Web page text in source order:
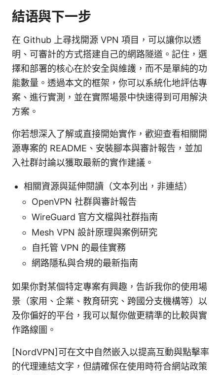
結语與下一步
在 Github 上尋找開源 VPN 項目，可以讓你以透
明、可審計的方式搭建自己的網路隧道。記住，選
擇和部署的核心在於安全與維護，而不是單純的功
能數量。透過本文的框架，你可以系統化地評估專
案、進行實測，並在實際場景中快速得到可用解決
方案。
你若想深入了解或直接開始實作，歡迎查看相關開
源專案的 README、安裝腳本與審計報告，並加
入社群討論以獲取最新的實作建議。
相關資源與延伸閱讀（文本列出，非連結）
OpenVPN 社群與審計報告
WireGuard 官方文檔與社群指南
Mesh VPN 設計原理與案例研究
自托管 VPN 的最佳實務
網路隱私與合規的最新指南
如果你對某個特定專案有興趣，告訴我你的使用場
景（家用、企業、教育研究、跨國分支機構等）以
及你偏好的平台，我可以幫你做更精準的比較與實
作路線圖。
[NordVPN]可在文中自然嵌入以提高互動與點擊率
的代理連結文字，但請確保在使用時符合網站政策